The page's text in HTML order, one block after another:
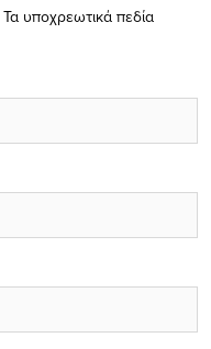
Τα υποχρεωτικά πεδία